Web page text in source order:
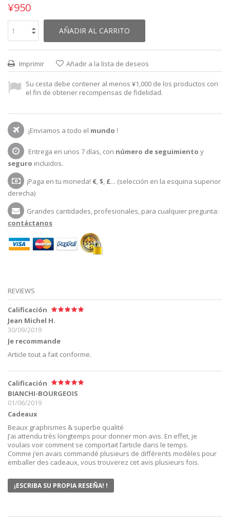
¥950
AÑADIR AL CARRITO
Imprimir Añadir a la lista de deseos
Su cesta debe contener al menos ¥1,000 de los productos con
el fin de obtener recompensas de fidelidad.
¡Enviamos a todo el mundo !
Entrega en unos 7 días, con número de seguimiento y
seguro incluidos.
¡Paga en tu moneda! €,$, £... (selección en la esquina superior
derecha)
Grandes cantidades, profesionales, para cualquier pregunta:
contáctanos
REVIEWS
Calificación
Jean Michel H.
30/09/2019
Je recommande
Article tout a fait conforme.
Calificación
BIANCHI-BOURGEOIS
01/06/2019
Cadeaux
Beaux graphismes & superbe qualité
J’ai attendu très longtemps pour donner mon avis. En effet, je
voulais voir comment se comportait l’article dans le temps.
Comme j’en avais commandé plusieurs de différents modèles pour
emballer des cadeaux, vous trouverez cet avis plusieurs fois.
¡ESCRIBA SU PROPIA RESEÑA! !